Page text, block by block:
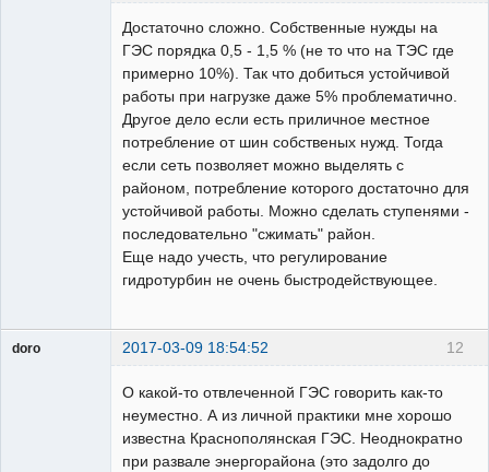
Достаточно сложно. Собственные нужды на
ГЭС порядка 0,5 - 1,5 % (не то что на ТЭС где
примерно 10%). Так что добиться устойчивой
работы при нагрузке даже 5% проблематично.
Другое дело если есть приличное местное
потребление от шин собственых нужд. Тогда
если сеть позволяет можно выделять с
районом, потребление которого достаточно для
устойчивой работы. Можно сделать ступенями -
последовательно "сжимать" район.
Еще надо учесть, что регулирование
гидротурбин не очень быстродействующее.
12
doro 2017-03-09 18:54:52
О какой-то отвлеченной ГЭС говорить как-то
неуместно. А из личной практики мне хорошо
известна Краснополянская ГЭС. Неоднократно
при развале энергорайона (это задолго до